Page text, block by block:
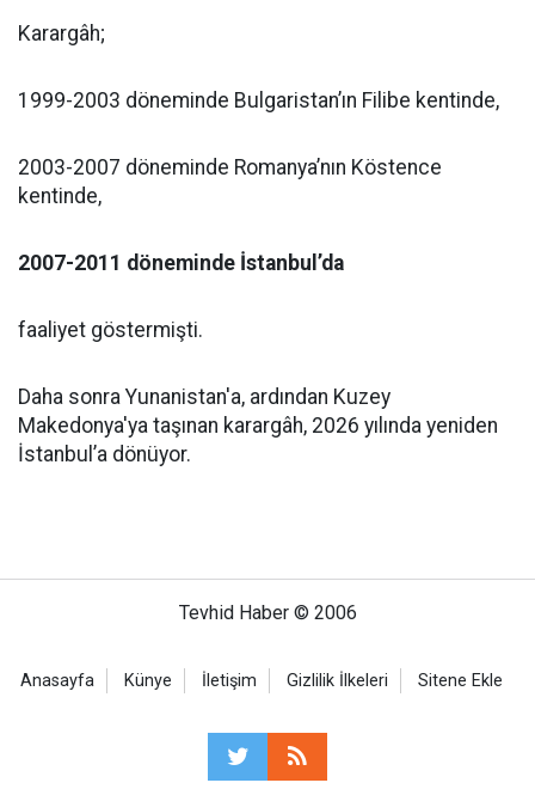
Karargâh;
1999-2003 döneminde Bulgaristan’ın Filibe kentinde,
2003-2007 döneminde Romanya’nın Köstence
kentinde,
2007-2011 döneminde İstanbul’da
faaliyet göstermişti.
Daha sonra Yunanistan'a, ardından Kuzey
Makedonya'ya taşınan karargâh, 2026 yılında yeniden
İstanbul’a dönüyor.
Tevhid Haber © 2006
Anasayfa Künye İletişim Gizlilik İlkeleri Sitene Ekle